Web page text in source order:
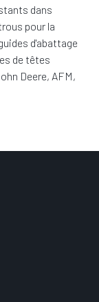
dans
pour la
d'abattage
de têtes
Deere, AFM,